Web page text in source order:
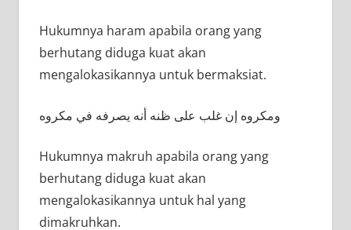
Hukumnya haram apabila orang yang
berhutang diduga kuat akan
mengalokasikannya untuk bermaksiat.
ومكروه إن غلب على ظنه أنه يصرفه في مكروه
Hukumnya makruh apabila orang yang
berhutang diduga kuat akan
mengalokasikannya untuk hal yang
dimakruhkan.